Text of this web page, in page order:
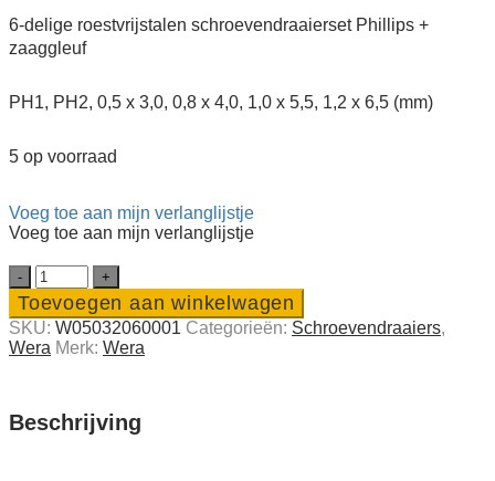
€ 50,95.€ 34,99.
6-delige roestvrijstalen schroevendraaierset Phillips +
zaaggleuf
PH1, PH2, 0,5 x 3,0, 0,8 x 4,0, 1,0 x 5,5, 1,2 x 6,5 (mm)
5 op voorraad
Voeg toe aan mijn verlanglijstje
Voeg toe aan mijn verlanglijstje
Wera
6-
delige
RVS
Schroeven­
PH
+
Toevoegen aan winkelwagen
SKU: W05032060001 Categorieën: Schroeven­draaiers,
Wera Merk: Wera
Beschrijving